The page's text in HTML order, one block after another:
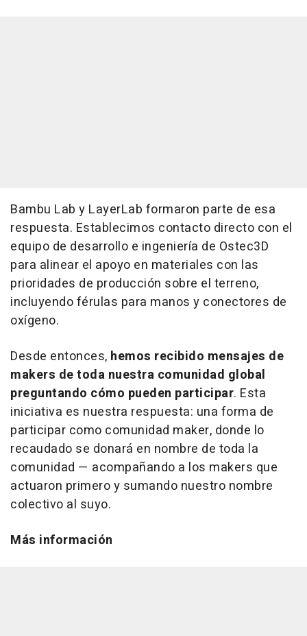
Bambu Lab y LayerLab formaron parte de esa
respuesta. Establecimos contacto directo con el
equipo de desarrollo e ingeniería de Ostec3D
para alinear el apoyo en materiales con las
prioridades de producción sobre el terreno,
incluyendo férulas para manos y conectores de
oxígeno.
Desde entonces, hemos recibido mensajes de
makers de toda nuestra comunidad global
preguntando cómo pueden participar. Esta
iniciativa es nuestra respuesta: una forma de
participar como comunidad maker, donde lo
recaudado se donará en nombre de toda la
comunidad — acompañando a los makers que
actuaron primero y sumando nuestro nombre
colectivo al suyo.
Más información